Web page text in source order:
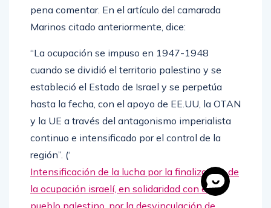
pena comentar. En el artículo del camarada
Marinos citado anteriormente, dice:
“La ocupación se impuso en 1947-1948
cuando se dividió el territorio palestino y se
estableció el Estado de Israel y se perpetúa
hasta la fecha, con el apoyo de EE.UU, la OTAN
y la UE a través del antagonismo imperialista
continuo e intensificado por el control de la
región”. (‘
Intensificación de la lucha por la finalización de
la ocupación israelí, en solidaridad con el